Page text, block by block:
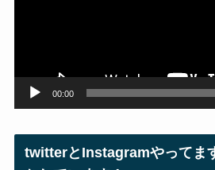
00:00
twitterとInstagramやってま